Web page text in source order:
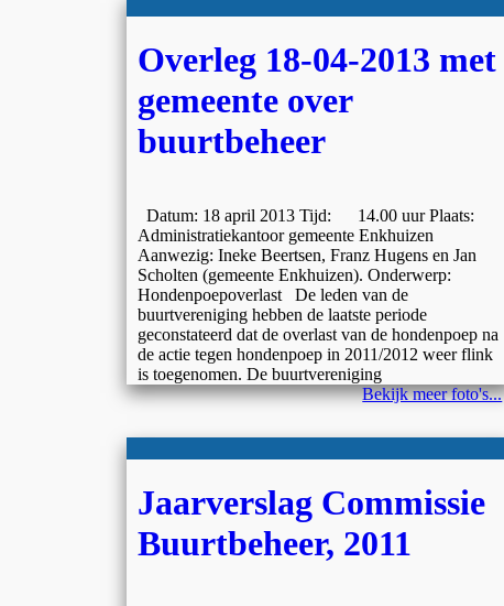
Overleg 18-04-2013 met
gemeente over
buurtbeheer
Datum: 18 april 2013 Tijd: 14.00 uur Plaats:
Administratiekantoor gemeente Enkhuizen
Aanwezig: Ineke Beertsen, Franz Hugens en Jan
Scholten (gemeente Enkhuizen). Onderwerp:
Hondenpoepoverlast De leden van de
buurtvereniging hebben de laatste periode
geconstateerd dat de overlast van de hondenpoep na
de actie tegen hondenpoep in 2011/2012 weer flink
is toegenomen. De buurtvereniging
Bekijk meer foto's...
Jaarverslag Commissie
Buurtbeheer, 2011